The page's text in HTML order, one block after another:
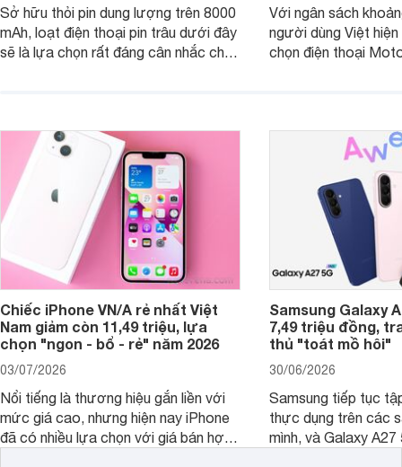
Sở hữu thỏi pin dung lượng trên 8000
mAh, loạt điện thoại pin trâu dưới đây
sẽ là lựa chọn rất đáng cân nhắc cho
Với ngân sách
người dùng Việt
chọn điện thoại
Chiếc iPhone VN/A rẻ nhất Việt
Nam giảm còn 11,49 triệu, lựa
chọn "ngon - bổ - rẻ" năm 2026
03/07/2026
Nổi tiếng là thương hiệu gắn liền với
mức giá cao, nhưng hiện nay iPhone
đã có nhiều lựa chọn với giá bán hợp
Samsung Galaxy
7,49 triệu đồng,
thủ "toát mồ hôi"
30/06/2026
Samsung tiếp tục
thực dụng trên các
mình, và Galaxy